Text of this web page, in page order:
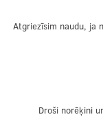
Atgriezīsim naudu, ja
Droši norēķini